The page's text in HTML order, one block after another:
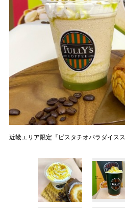
近畿エリア限定『ピスタチオパラダイス